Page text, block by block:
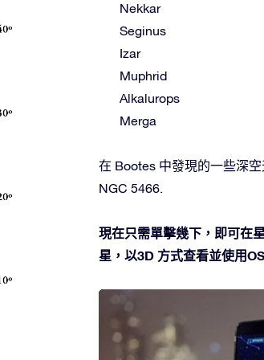
Nekkar
Seginus
Izar
Muphrid
Alkalurops
Merga
在 Bootes 中發現的一些深
NGC 5466.
現在只需單擊幾下，即可在
星，以3D 方式查看並使用